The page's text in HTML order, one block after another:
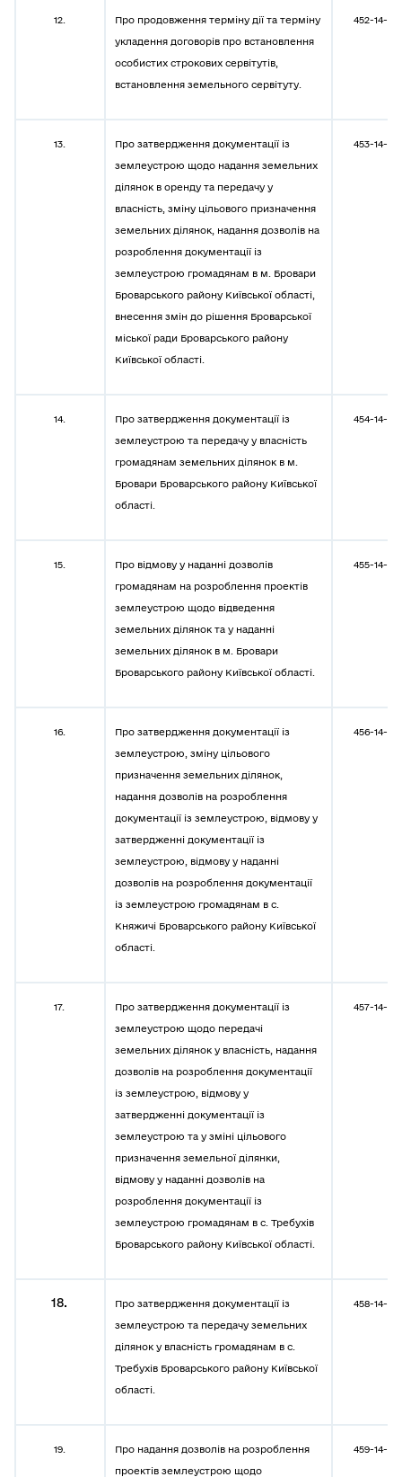
12.
Про продовження терміну дії та терміну
укладення договорів про встановлення
особистих строкових сервітутів,
встановлення земельного сервітуту.
452-14-08
13.
Про затвердження документації із
землеустрою щодо надання земельних
ділянок в оренду та передачу у
власність, зміну цільового призначення
земельних ділянок, надання дозволів на
розроблення документації із
землеустрою громадянам в м. Бровари
Броварського району Київської області,
внесення змін до рішення Броварської
міської ради Броварського району
Київської області.
453-14-08
14.
Про затвердження документації із
землеустрою та передачу у власність
громадянам земельних ділянок в м.
Бровари Броварського району Київської
області.
454-14-08
15.
Про відмову у наданні дозволів
громадянам на розроблення проектів
землеустрою щодо відведення
земельних ділянок та у наданні
земельних ділянок в м. Бровари
Броварського району Київської області.
455-14-08
16.
Про затвердження документації із
землеустрою, зміну цільового
призначення земельних ділянок,
надання дозволів на розроблення
документації із землеустрою, відмову у
затвердженні документації із
землеустрою, відмову у наданні
дозволів на розроблення документації
із землеустрою громадянам в с.
Княжичі Броварського району Київської
області.
456-14-08
17.
Про затвердження документації із
землеустрою щодо передачі
земельних ділянок у власність, надання
дозволів на розроблення документації
із землеустрою, відмову у
затвердженні документації із
землеустрою та у зміні цільового
призначення земельної ділянки,
відмову у наданні дозволів на
розроблення документації із
землеустрою громадянам в с. Требухів
Броварського району Київської області.
457-14-08
18.
Про затвердження документації із
землеустрою та передачу земельних
ділянок у власність громадянам в с.
Требухів Броварського району Київської
області.
458-14-08
19.
Про надання дозволів на розроблення
проектів землеустрою щодо
459-14-08